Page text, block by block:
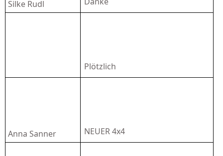
Silke Rudl
Plötzlich
Anna Sanner NEUER 4x4